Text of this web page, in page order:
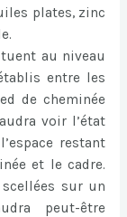
plates, zinc
au niveau
entre les
de cheminée
voir l’état
restant
et le cadre.
sur un
peut-être